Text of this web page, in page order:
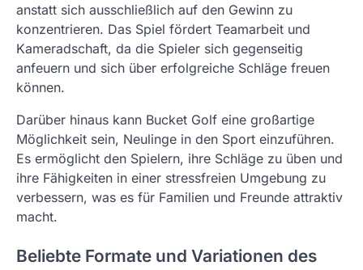
anstatt sich ausschließlich auf den Gewinn zu
konzentrieren. Das Spiel fördert Teamarbeit und
Kameradschaft, da die Spieler sich gegenseitig
anfeuern und sich über erfolgreiche Schläge freuen
können.
Darüber hinaus kann Bucket Golf eine großartige
Möglichkeit sein, Neulinge in den Sport einzuführen.
Es ermöglicht den Spielern, ihre Schläge zu üben und
ihre Fähigkeiten in einer stressfreien Umgebung zu
verbessern, was es für Familien und Freunde attraktiv
macht.
Beliebte Formate und Variationen des